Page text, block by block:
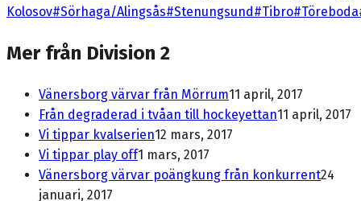
Kolosov#Sörhaga/Alingsås#Stenungsund#Tibro#Töreboda
Mer från Division 2
Vänersborg värvar från Mörrum11 april, 2017
Från degraderad i tvåan till hockeyettan11 april, 2017
Vi tippar kvalserien12 mars, 2017
Vi tippar play off1 mars, 2017
Vänersborg värvar poängkung från konkurrent24
januari, 2017